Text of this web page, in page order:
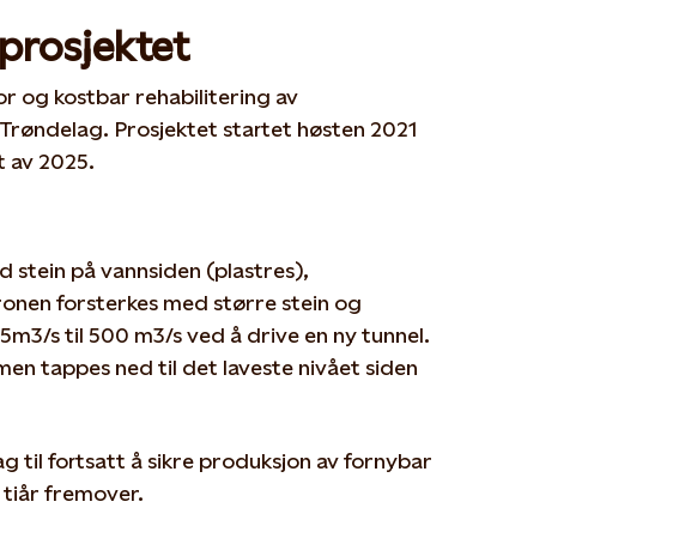
og kostbar rehabilitering av
Prosjektet startet høsten 2021
av 2025.
stein på vannsiden (plastres),
forsterkes med større stein og
s til 500 m3/s ved å drive en ny tunnel.
tappes ned til det laveste nivået siden
til fortsatt å sikre produksjon av fornybar
fremover.